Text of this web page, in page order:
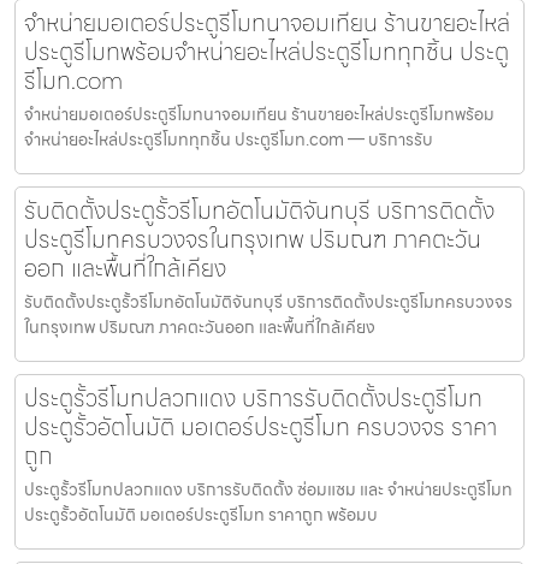
จำหน่ายมอเตอร์ประตูรีโมทนาจอมเทียน ร้านขายอะไหล่
ประตูรีโมทพร้อมจำหน่ายอะไหล่ประตูรีโมททุกชิ้น ประตู
รีโมท.com
จำหน่ายมอเตอร์ประตูรีโมทนาจอมเทียน ร้านขายอะไหล่ประตูรีโมทพร้อม
จำหน่ายอะไหล่ประตูรีโมททุกชิ้น ประตูรีโมท.com — บริการรับ
รับติดตั้งประตูรั้วรีโมทอัตโนมัติจันทบุรี บริการติดตั้ง
ประตูรีโมทครบวงจรในกรุงเทพ ปริมณฑ ภาคตะวัน
ออก และพื้นที่ใกล้เคียง
รับติดตั้งประตูรั้วรีโมทอัตโนมัติจันทบุรี บริการติดตั้งประตูรีโมทครบวงจร
ในกรุงเทพ ปริมณฑ ภาคตะวันออก และพื้นที่ใกล้เคียง
ประตูรั้วรีโมทปลวกแดง บริการรับติดตั้งประตูรีโมท
ประตูรั้วอัตโนมัติ มอเตอร์ประตูรีโมท ครบวงจร ราคา
ถูก
ประตูรั้วรีโมทปลวกแดง บริการรับติดตั้ง ซ่อมแซม และ จำหน่ายประตูรีโมท
ประตูรั้วอัตโนมัติ มอเตอร์ประตูรีโมท ราคาถูก พร้อมบ